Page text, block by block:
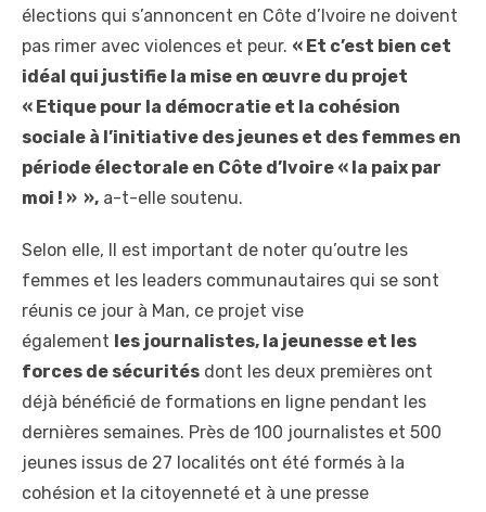
élections qui s’annoncent en Côte d’Ivoire ne doivent
pas rimer avec violences et peur. « Et c’est bien cet
idéal qui justifie la mise en œuvre du projet
« Etique pour la démocratie et la cohésion
sociale à l’initiative des jeunes et des femmes en
période électorale en Côte d’Ivoire « la paix par
moi ! » », a-t-elle soutenu.
Selon elle, Il est important de noter qu’outre les
femmes et les leaders communautaires qui se sont
réunis ce jour à Man, ce projet vise
également les journalistes, la jeunesse et les
forces de sécurités dont les deux premières ont
déjà bénéficié de formations en ligne pendant les
dernières semaines. Près de 100 journalistes et 500
jeunes issus de 27 localités ont été formés à la
cohésion et la citoyenneté et à une presse